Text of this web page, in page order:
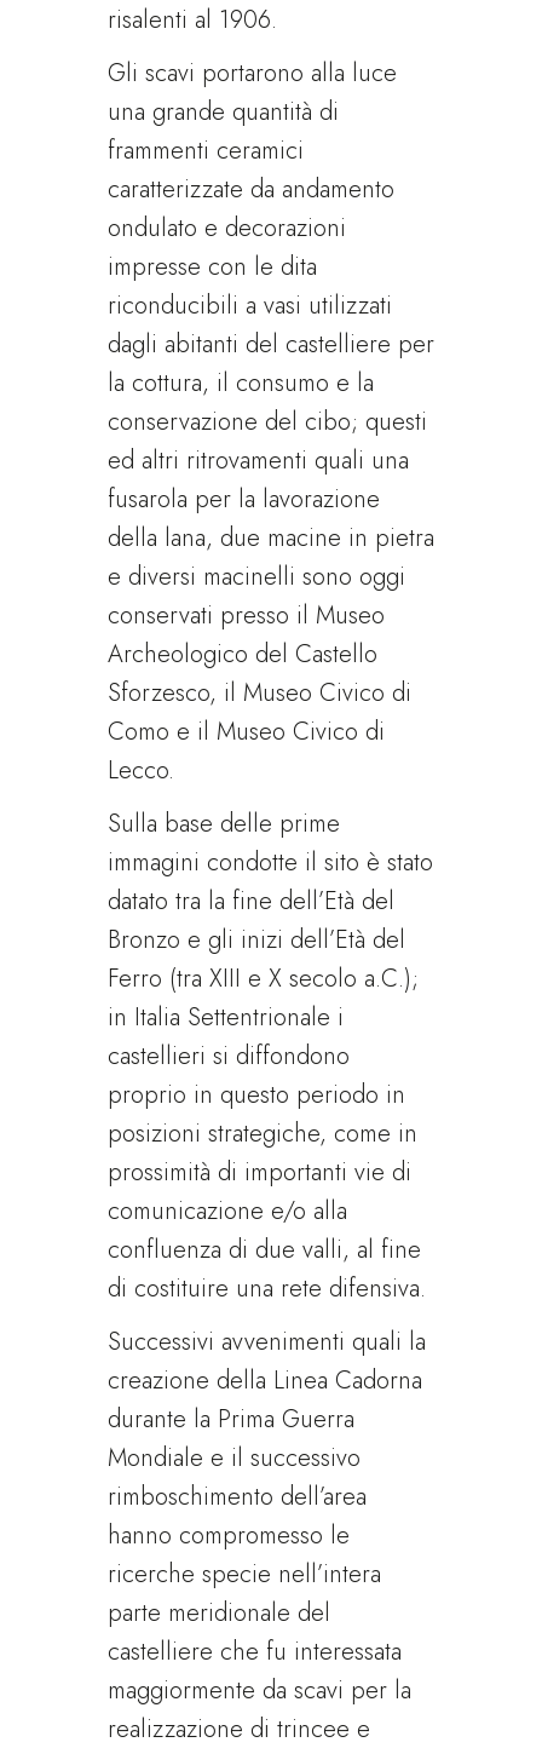
risalenti al 1906.
Gli scavi portarono alla luce
una grande quantità di
frammenti ceramici
caratterizzate da andamento
ondulato e decorazioni
impresse con le dita
riconducibili a vasi utilizzati
dagli abitanti del castelliere per
la cottura, il consumo e la
conservazione del cibo; questi
ed altri ritrovamenti quali una
fusarola per la lavorazione
della lana, due macine in pietra
e diversi macinelli sono oggi
conservati presso il Museo
Archeologico del Castello
Sforzesco, il Museo Civico di
Como e il Museo Civico di
Lecco.
Sulla base delle prime
immagini condotte il sito è stato
datato tra la fine dell’Età del
Bronzo e gli inizi dell’Età del
Ferro (tra XIII e X secolo a.C.);
in Italia Settentrionale i
castellieri si diffondono
proprio in questo periodo in
posizioni strategiche, come in
prossimità di importanti vie di
comunicazione e/o alla
confluenza di due valli, al fine
di costituire una rete difensiva.
Successivi avvenimenti quali la
creazione della Linea Cadorna
durante la Prima Guerra
Mondiale e il successivo
rimboschimento dell’area
hanno compromesso le
ricerche specie nell’intera
parte meridionale del
castelliere che fu interessata
maggiormente da scavi per la
realizzazione di trincee e